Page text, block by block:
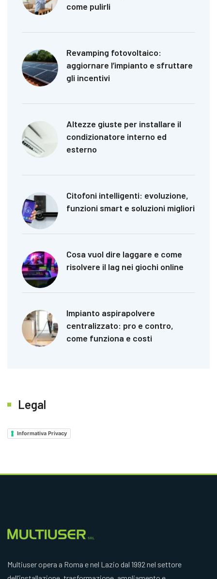
come pulirli
Revamping fotovoltaico:
aggiornare l’impianto e sfruttare
gli incentivi
Altezze giuste per installare il
condizionatore interno ed
esterno
Citofoni intelligenti: evoluzione,
funzioni smart e soluzioni migliori
Cosa vuol dire laggare e come
risolvere il lag nei giochi online
Impianto aspirapolvere
centralizzato: pro e contro,
come funziona e costi
Legal
Informativa Privacy
Multiuser opera a Roma e nel Lazio dal 1992 nel settore